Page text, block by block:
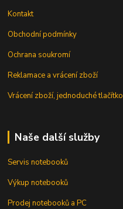
Kontakt
Obchodní podmínky
Ochrana soukromí
Reklamace a vrácení zboží
Vrácení zboží, jednoduché tlačítko
Naše další služby
Servis notebooků
Výkup notebooků
Prodej notebooků a PC